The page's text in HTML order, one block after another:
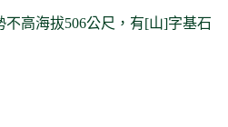
海拔506公尺，有[山]字基石